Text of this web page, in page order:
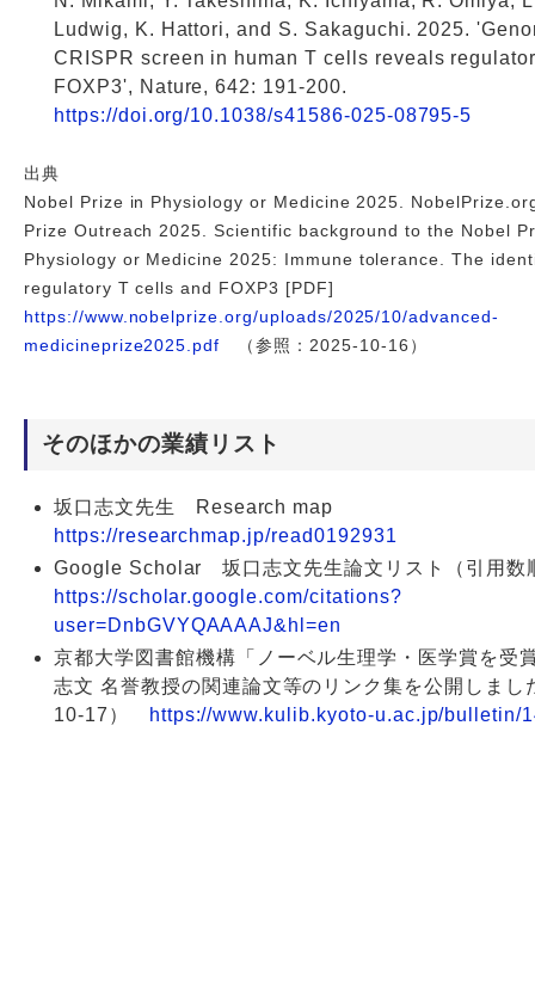
Ludwig, K. Hattori, and S. Sakaguchi. 2025.
CRISPR screen in human T cells reveals
FOXP3', Nature, 642: 191-200.
https://doi.org/10.1038/s41586-025-08795-5
出典
Nobel Prize in Physiology or Medicine 2025.
Prize Outreach 2025. Scientific background to the Nobel
Physiology or Medicine 2025: Immune tolerance. The
regulatory T cells and FOXP3 [PDF]
https://www.nobelprize.org/uploads/2025/10/advanced-
medicineprize2025.pdf （参照：2025-10-16）
そのほかの業績リスト
坂口志文先生 Research map
https://researchmap.jp/read0192931
Google Scholar 坂口志文先生論文リスト（引用
https://scholar.google.com/citations?
user=DnbGVYQAAAAJ&hl=en
京都大学図書館機構「ノーベル生理学・医学賞を受
志文 名誉教授の関連論文等のリンク集を公開しまし
10-17）
https://www.kulib.kyoto-u.ac.jp/bulletin/